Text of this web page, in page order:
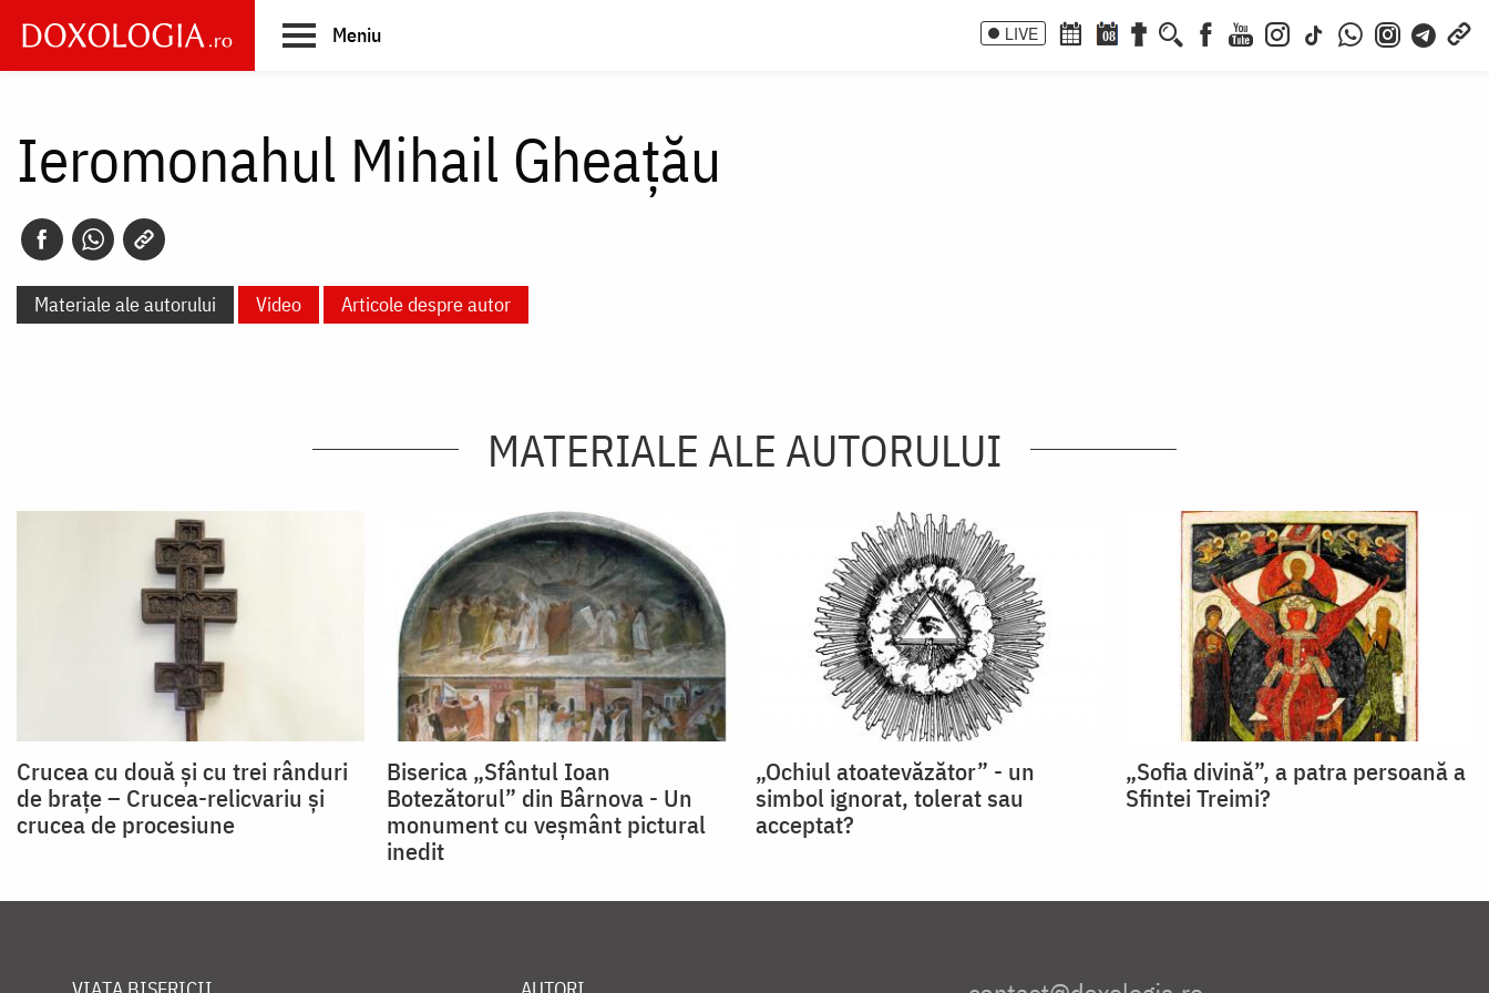
main
Meniu LIVE 08
Ieromonahul Mihail Gheaţău
Materiale ale autorului Video Articole despre autor
MATERIALE ALE AUTORULUI
Crucea cu două și cu trei rânduri
de brațe – Crucea-relicvariu și
crucea de procesiune
Biserica „Sfântul Ioan
Botezătorul” din Bârnova - Un
monument cu veşmânt pictural
inedit
„Ochiul atoatevăzător” - un
simbol ignorat, tolerat sau
acceptat?
„Sofia divină”, a patra persoană a
Sfintei Treimi?